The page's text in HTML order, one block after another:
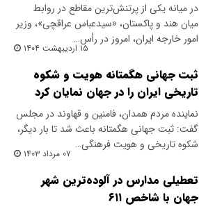
در میانه یکی از پرتنش‌ترین مقاطع در روابط
میان هند و پاکستان، «سید‌عباس عراقچی»، وزیر
امور خارجه ایران، امروز در رأس…
۱۵ اردیبهشت ۱۴۰۴
ثبت جهانی هگمتانه هویت و شکوه
تاریخی ایران را در جهان نمایان کرد
نماینده مردم همدان، فامنین و قهاوند در مجلس
گفت: ثبت جهانی هگمتانه باعث شد تا بار دیگر،
شکوه تاریخی و هویت فرهنگی…
۰۷ مرداد ۱۴۰۳
تعطیلی مدارس در آلوده‌ترین شهر
جهان با شاخص ۶۱۱